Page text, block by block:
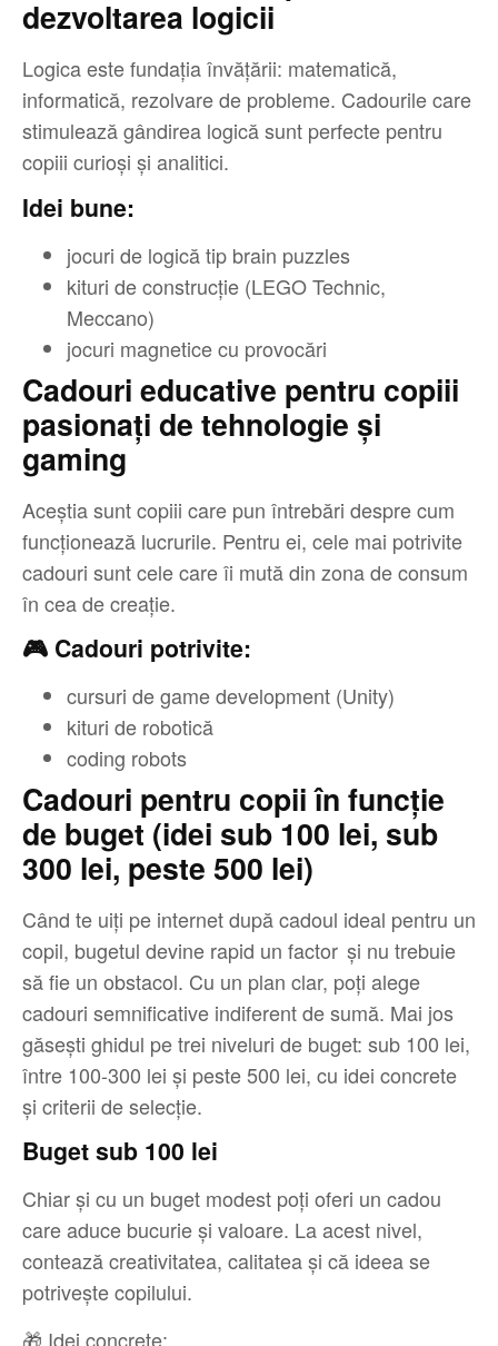
dezvoltarea logicii
Logica este fundația învățării: matematică,
informatică, rezolvare de probleme. Cadourile care
stimulează gândirea logică sunt perfecte pentru
copiii curioși și analitici.
Idei bune:
jocuri de logică tip brain puzzles
kituri de construcție (LEGO Technic,
Meccano)
jocuri magnetice cu provocări
Cadouri educative pentru copiii
pasionați de tehnologie și
gaming
Aceștia sunt copiii care pun întrebări despre cum
funcționează lucrurile. Pentru ei, cele mai potrivite
cadouri sunt cele care îi mută din zona de consum
în cea de creație.
🎮 Cadouri potrivite:
cursuri de game development (Unity)
kituri de robotică
coding robots
Cadouri pentru copii în funcţie
de buget (idei sub 100 lei, sub
300 lei, peste 500 lei)
Când te uiți pe internet după cadoul ideal pentru un
copil, bugetul devine rapid un factor şi nu trebuie
să fie un obstacol. Cu un plan clar, poţi alege
cadouri semnificative indiferent de sumă. Mai jos
găseşti ghidul pe trei niveluri de buget: sub 100 lei,
între 100-300 lei şi peste 500 lei, cu idei concrete
şi criterii de selecţie.
Buget sub 100 lei
Chiar şi cu un buget modest poţi oferi un cadou
care aduce bucurie şi valoare. La acest nivel,
contează creativitatea, calitatea şi că ideea se
potriveşte copilului.
🎁 Idei concrete: